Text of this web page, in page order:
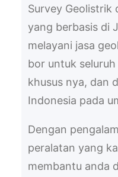
Survey Geolistrik
yang berbasis di
melayani jasa
bor untuk
khusus nya, dan
Indonesia pada
Dengan
peralatan yang
membantu anda